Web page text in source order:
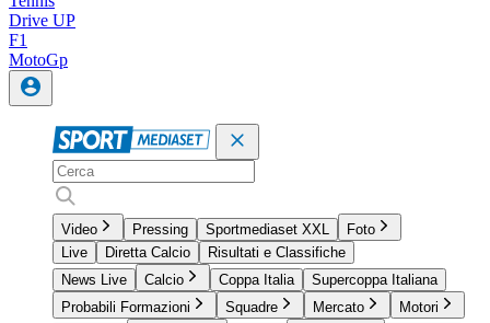
Drive UP
F1
MotoGp
Video Pressing Sportmediaset XXL
Foto
Live
Diretta Calcio
Risultati e Classifiche
News Live
Calcio Coppa Italia
Supercoppa Italiana
Probabili Formazioni
Squadre Mercato
Motori